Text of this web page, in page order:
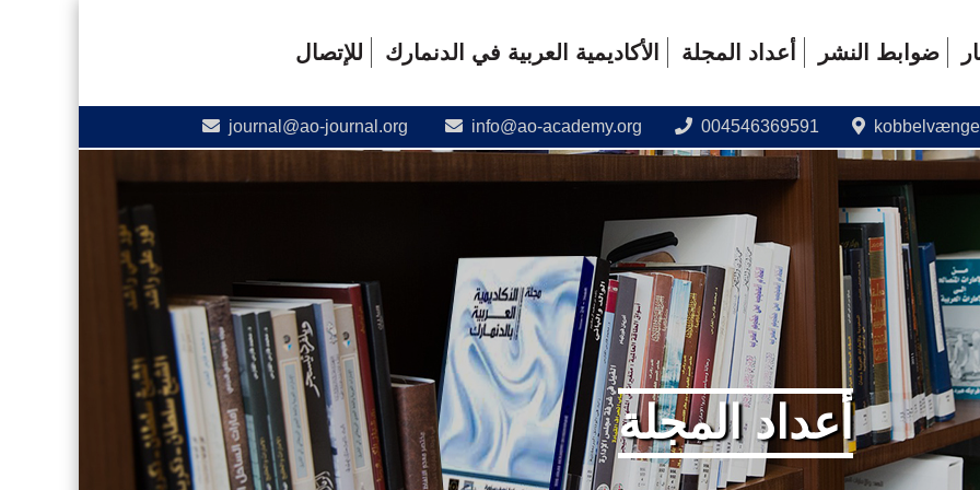
للأكاديمية العربية
ضوابط النشر أعداد المجلة الأكاديمية العربية في الدنمارك للإتصال
004546369591
info@ao-academy.org
journal@ao-journal.org
أعداد المجلة